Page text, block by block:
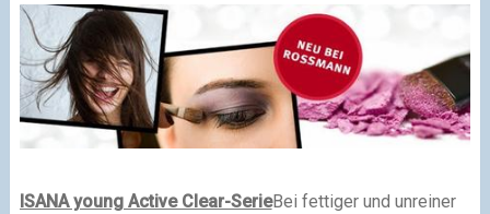
ISANA young Active Clear-SerieBei fettiger und unreiner